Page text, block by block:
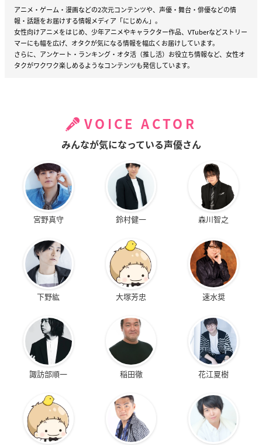
アニメ・ゲーム・漫画などの2次元コンテンツや、声優・舞台・俳優などの情
報・話題をお届けする情報メディア「にじめん」。
女性向けアニメをはじめ、少年アニメやキャラクター作品、VTuberなどストリー
マーにも幅を広げ、オタクが気になる情報を幅広くお届けしています。
さらに、アンケート・ランキング・オタ活（推し活）お役立ち情報など、女性オ
タクがワクワク楽しめるようなコンテンツも発信しています。
VOICE ACTOR
みんなが気になっている声優さん
宮野真守 鈴村健一 森川智之
下野紘 大塚芳忠 速水奨
諏訪部順一 稲田徹 花江夏樹